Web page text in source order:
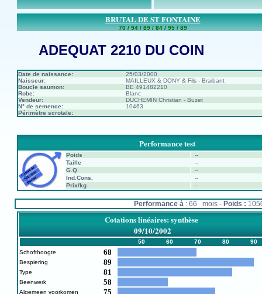
BRUTAL DE ST FONTAINE
70 / 94 / 89 / 84 / 95 / 89
ADEQUAT 2210 DU COIN
Date de naissance:
25/03/2000
Naisseur:
MAILLEUX & DONY & Fils - Braibant
Boucle saumon:
BE 491482210
Robe:
Blanc
Vendeur:
DUCHEMIN Christian - Buzet
N° de semence:
10463
Périmètre scrotale:
Performance test
Poids
--
Taille
--
G.Q.
--
Ind.Cons.
--
Prix/kg
--
Performance à: 66 mois - Poids :
Cotations linéaires: synthèse
09/10/2002
50 60 70 80
90
Schofthoogte
68
Bespiering 89
Type 81
Beenwerk 58
Algemeen voorkomen 75